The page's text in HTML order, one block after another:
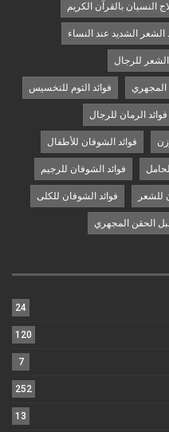
النسيان بالقرآن الكريم
الشديد عند النساء
للرجال
المجهري فوائد الثوم للتخسيس
فوائد الرمان للرجال
فوائد الشوفان للأطفال
فوائد الشوفان للرجيم
للشعر فوائد الشوفان للكلى
الحقن المجهري
24
120
7
252
13